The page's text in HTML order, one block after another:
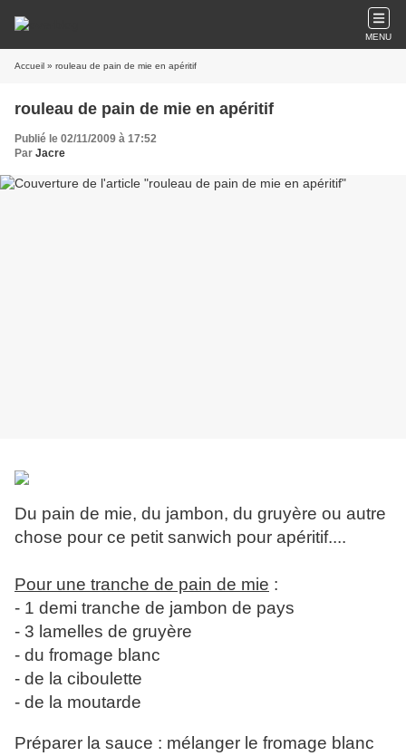
MENU
Accueil » rouleau de pain de mie en apéritif
rouleau de pain de mie en apéritif
Publié le 02/11/2009 à 17:52
Par Jacre
Du pain de mie, du jambon, du gruyère ou autre
chose pour ce petit sanwich pour apéritif....
Pour une tranche de pain de mie :
- 1 demi tranche de jambon de pays
- 3 lamelles de gruyère
- du fromage blanc
- de la ciboulette
- de la moutarde
Préparer la sauce : mélanger le fromage blanc